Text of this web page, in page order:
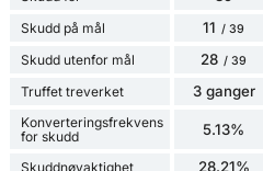
Skudd på mål 11 / 39
Skudd utenfor mål 28 / 39
Truffet treverket 3 ganger
Konverteringsfrekvens
for skudd
5.13%
Skuddnøyaktighet 28.21%